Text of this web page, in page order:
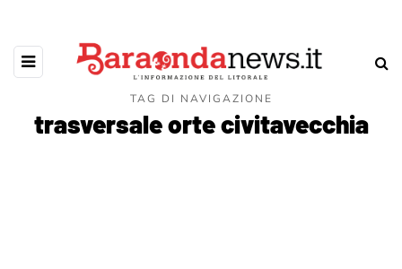
TAG DI NAVIGAZIONE
trasversale orte civitavecchia